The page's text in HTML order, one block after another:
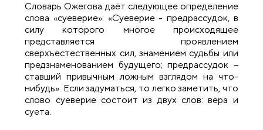
Словарь Ожегова даёт следующее определение
слова «суеверие»: «Суеверие - предрассудок, в
силу которого многое происходящее
представляется проявлением
сверхъестественных сил, знамением судьбы или
предзнаменованием будущего; предрассудок −
ставший привычным ложным взглядом на что-
нибудь». Если задуматься, то легко заметить, что
слово суеверие состоит из двух слов: вера и
суета.